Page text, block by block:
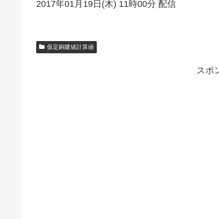
2017年01月19日(木) 11時00分 配信
仮定銅建値計算値
スポ